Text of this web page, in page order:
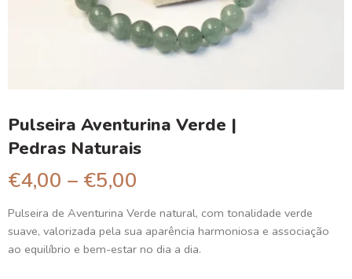
Pulseira Aventurina Verde |
Pedras Naturais
€4,00 – €5,00
Pulseira de Aventurina Verde natural, com tonalidade verde
suave, valorizada pela sua aparência harmoniosa e associação
ao equilíbrio e bem-estar no dia a dia.